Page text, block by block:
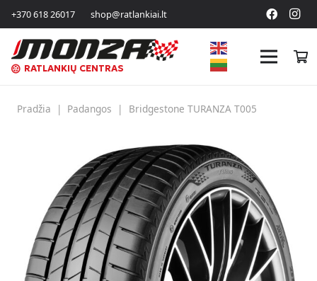
+370 618 26017 shop@ratlankiai.lt
RATLANKIŲ CENTRAS
Pradžia | Padangos | Bridgestone TURANZA T005